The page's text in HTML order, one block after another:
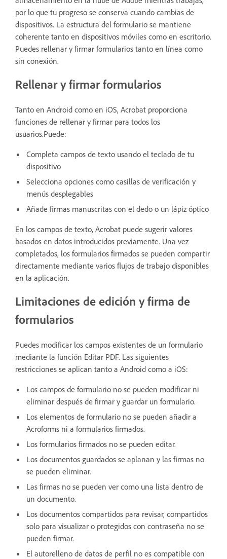
por lo que tu progreso se conserva cuando cambias de
dispositivos. La estructura del formulario se mantiene
coherente tanto en dispositivos móviles como en escritorio.
Puedes rellenar y firmar formularios tanto en línea como
sin conexión.
Rellenar y firmar formularios
Tanto en Android como en iOS, Acrobat proporciona
funciones de rellenar y firmar para todos los
usuarios.Puede:
Completa campos de texto usando el teclado de tu
dispositivo
Selecciona opciones como casillas de verificación y
menús desplegables
Añade firmas manuscritas con el dedo o un lápiz óptico
En los campos de texto, Acrobat puede sugerir valores
basados en datos introducidos previamente. Una vez
completados, los formularios firmados se pueden compartir
directamente mediante varios flujos de trabajo disponibles
en la aplicación.
Limitaciones de edición y firma de
formularios
Puedes modificar los campos existentes de un formulario
mediante la función Editar PDF. Las siguientes
restricciones se aplican tanto a Android como a iOS:
Los campos de formulario no se pueden modificar ni
eliminar después de firmar y guardar un formulario.
Los elementos de formulario no se pueden añadir a
Acroforms ni a formularios firmados.
Los formularios firmados no se pueden editar.
Los documentos guardados se aplanan y las firmas no
se pueden eliminar.
Las firmas no se pueden ver como una lista dentro de
un documento.
Los documentos compartidos para revisar, compartidos
solo para visualizar o protegidos con contraseña no se
pueden firmar.
El autorelleno de datos de perfil no es compatible con